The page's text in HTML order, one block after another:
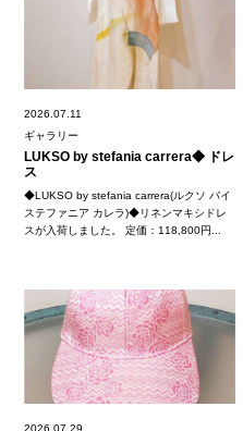
2026.07.11
ギャラリー
LUKSO by stefania carrera◆ ドレ
ス
◆LUKSO by stefania carrera(ルクソ バイ
ステファニア カレラ)◆リネンマキシドレ
スが入荷しました。 定価：118,800円...
2026.07.29